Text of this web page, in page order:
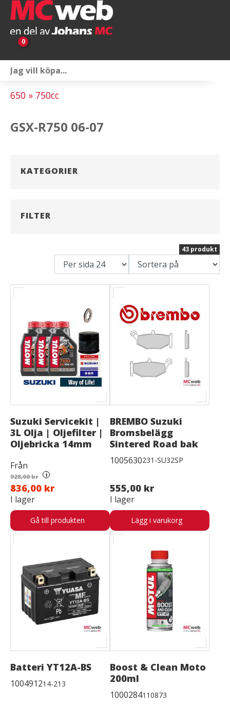
0
650 » 750cc
GSX-R750 06-07
KATEGORIER
FILTER
43 produkt
Suzuki Servicekit |
3L Olja | Oljefilter |
Oljebricka 14mm
Från
928,00 kr i
836,00 kr
I lager
Gå till produkten
BREMBO Suzuki
Bromsbelägg
Sintered Road bak
1005630231-SU32SP
555,00 kr
I lager
Lägg i varukorg
Batteri YT12A-BS
100491214-213
Boost & Clean Moto
200ml
1000284110873